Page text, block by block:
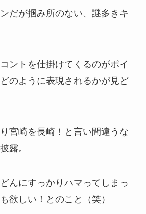
だが掴み所のない、謎多きキ
ントを仕掛けてくるのがポイ
のように表現されるかが見ど
宮崎を長崎！と言い間違うな
露。
んにすっかりハマってしまっ
欲しい！とのこと（笑）